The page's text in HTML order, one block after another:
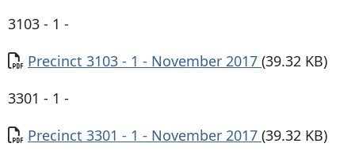
3103 - 1 -
Documento
Precinct 3103 - 1 - November 2017 (39.32 KB)
3301 - 1 -
Documento
Precinct 3301 - 1 - November 2017 (39.32 KB)